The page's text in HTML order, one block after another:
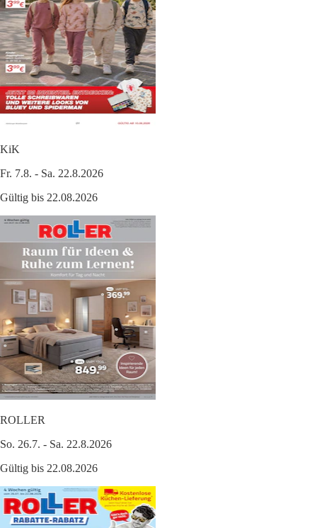
KiK
Fr. 7.8. - Sa. 22.8.2026
Gültig bis 22.08.2026
ROLLER
So. 26.7. - Sa. 22.8.2026
Gültig bis 22.08.2026